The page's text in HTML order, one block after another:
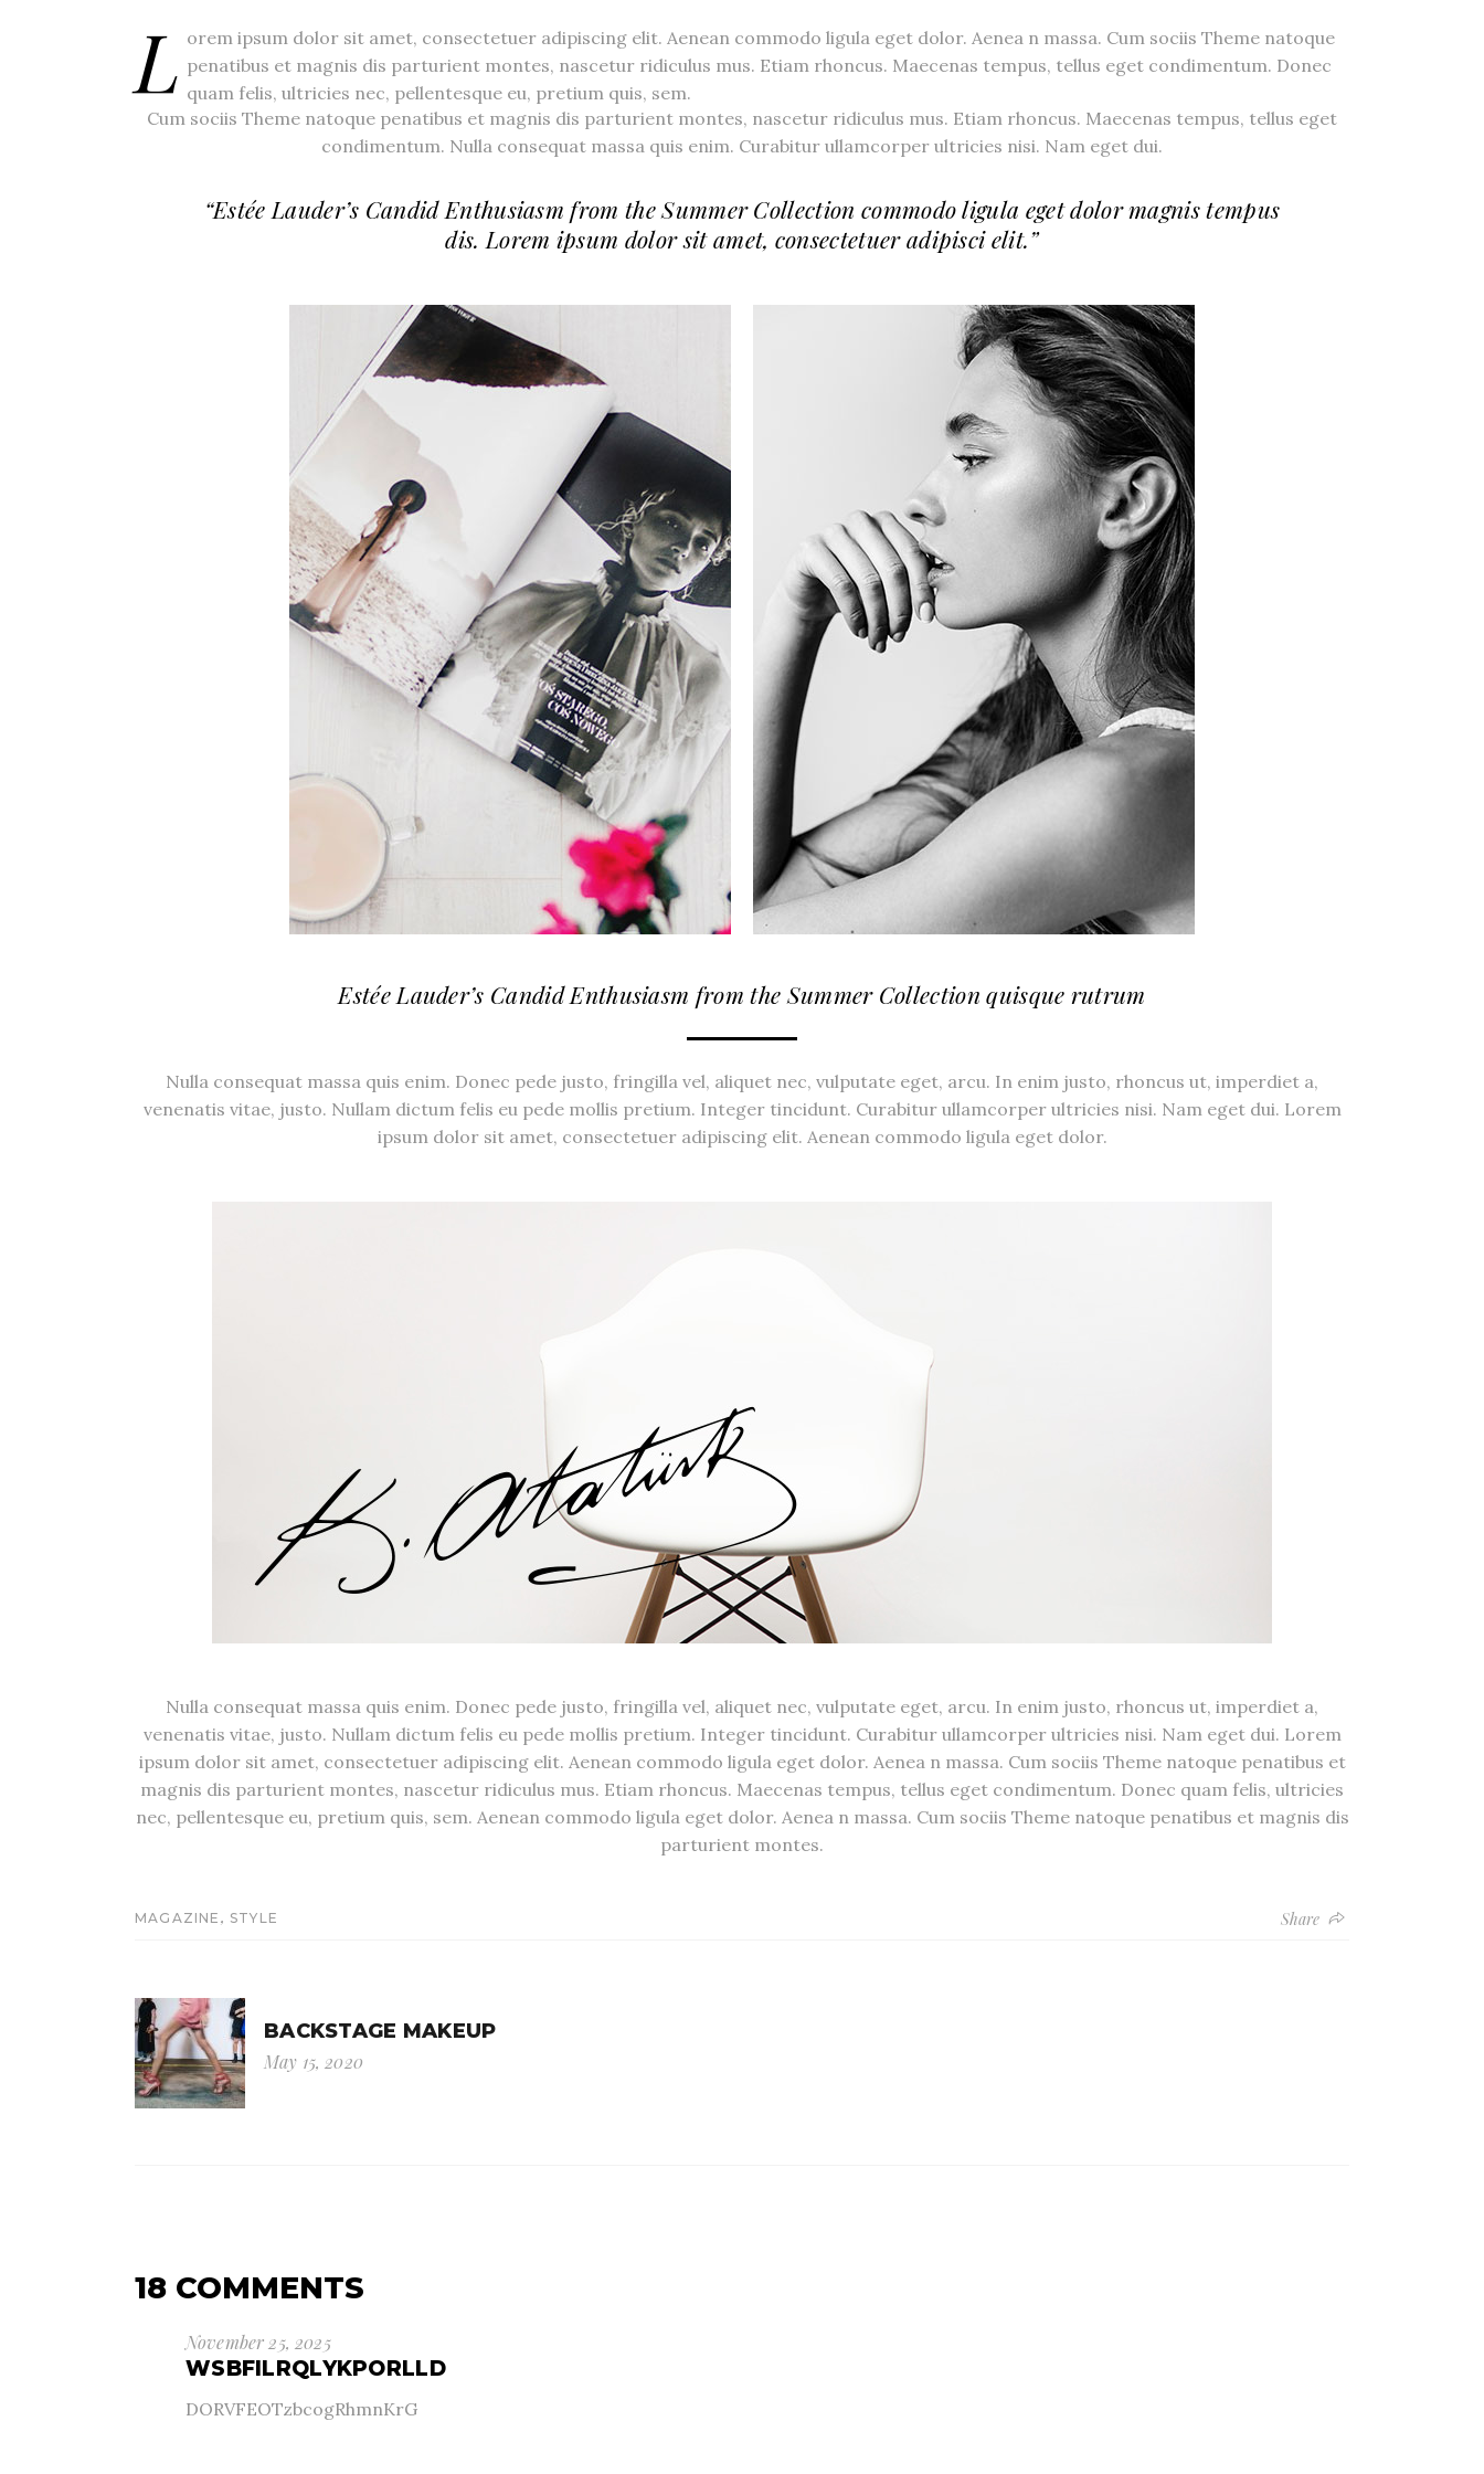
L orem ipsum dolor sit amet, consectetuer adipiscing elit. Aenean commodo ligula eget dolor. Aenea n massa. Cum sociis Theme natoque
penatibus et magnis dis parturient montes, nascetur ridiculus mus. Etiam rhoncus. Maecenas tempus, tellus eget condimentum. Donec
quam felis, ultricies nec, pellentesque eu, pretium quis, sem.
Cum sociis Theme natoque penatibus et magnis dis parturient montes, nascetur ridiculus mus. Etiam rhoncus. Maecenas tempus, tellus eget
condimentum. Nulla consequat massa quis enim. Curabitur ullamcorper ultricies nisi. Nam eget dui.
“Estée Lauder’s Candid Enthusiasm from the Summer Collection commodo ligula eget dolor magnis tempus
dis. Lorem ipsum dolor sit amet, consectetuer adipisci elit.”
Estée Lauder’s Candid Enthusiasm from the Summer Collection quisque rutrum
Nulla consequat massa quis enim. Donec pede justo, fringilla vel, aliquet nec, vulputate eget, arcu. In enim justo, rhoncus ut, imperdiet a,
venenatis vitae, justo. Nullam dictum felis eu pede mollis pretium. Integer tincidunt. Curabitur ullamcorper ultricies nisi. Nam eget dui. Lorem
ipsum dolor sit amet, consectetuer adipiscing elit. Aenean commodo ligula eget dolor.
Nulla consequat massa quis enim. Donec pede justo, fringilla vel, aliquet nec, vulputate eget, arcu. In enim justo, rhoncus ut, imperdiet a,
venenatis vitae, justo. Nullam dictum felis eu pede mollis pretium. Integer tincidunt. Curabitur ullamcorper ultricies nisi. Nam eget dui. Lorem
ipsum dolor sit amet, consectetuer adipiscing elit. Aenean commodo ligula eget dolor. Aenea n massa. Cum sociis Theme natoque penatibus et
magnis dis parturient montes, nascetur ridiculus mus. Etiam rhoncus. Maecenas tempus, tellus eget condimentum. Donec quam felis, ultricies
nec, pellentesque eu, pretium quis, sem. Aenean commodo ligula eget dolor. Aenea n massa. Cum sociis Theme natoque penatibus et magnis dis
parturient montes.
MAGAZINE , STYLE Share
BACKSTAGE MAKEUP
May 15, 2020
18 COMMENTS
November 25, 2025
WSBFILRQLYKPORLLD
DORVFEOTzbcogRhmnKrG